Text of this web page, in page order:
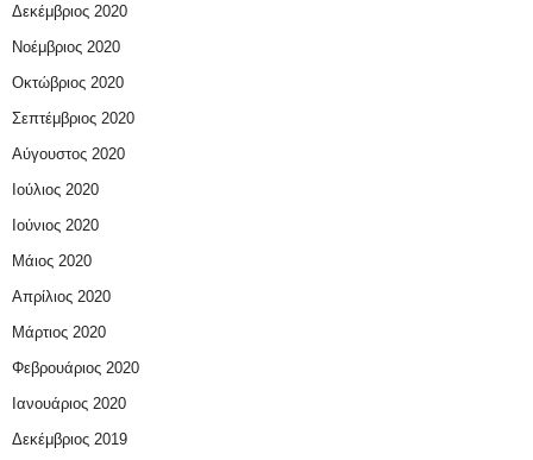
Δεκέμβριος 2020
Νοέμβριος 2020
Οκτώβριος 2020
Σεπτέμβριος 2020
Αύγουστος 2020
Ιούλιος 2020
Ιούνιος 2020
Μάιος 2020
Απρίλιος 2020
Μάρτιος 2020
Φεβρουάριος 2020
Ιανουάριος 2020
Δεκέμβριος 2019